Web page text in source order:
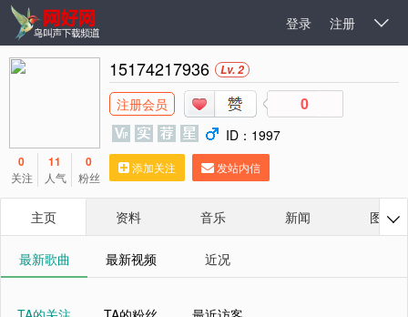

注册
登录
0
关注
11
人气
0
粉丝
15174217936 Lv. 2
注册会员 0
ID：1997
添加关注 发站内信
主页 资料 音乐 新闻 图库
最新歌曲 最新视频 近况